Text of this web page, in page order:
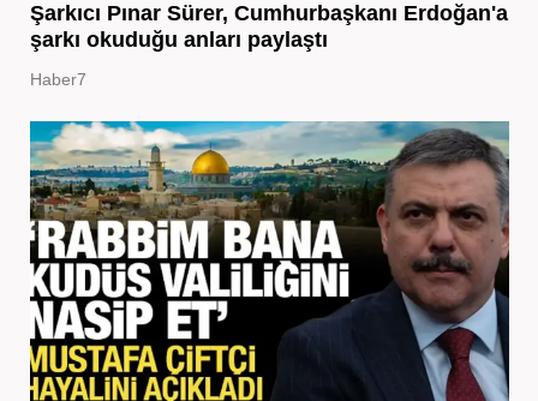
Şarkıcı Pınar Sürer, Cumhurbaşkanı Erdoğan'a
şarkı okuduğu anları paylaştı
Haber7